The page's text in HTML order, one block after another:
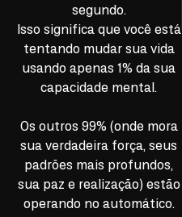
segundo.
Isso significa que você está
tentando mudar sua vida
usando apenas 1% da sua
capacidade mental.
Os outros 99% (onde mora
sua verdadeira força, seus
padrões mais profundos,
sua paz e realização) estão
operando no automático.